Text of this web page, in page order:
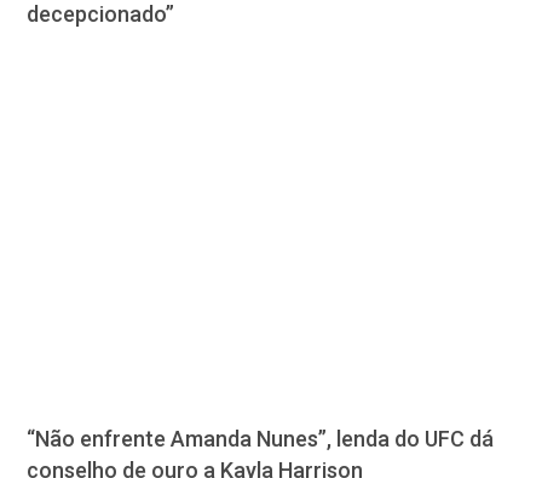
decepcionado”
“Não enfrente Amanda Nunes”, lenda do UFC dá
conselho de ouro a Kayla Harrison